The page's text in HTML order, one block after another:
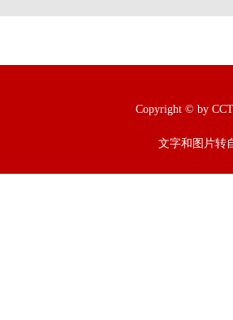
Copyright © by
文字和图片转